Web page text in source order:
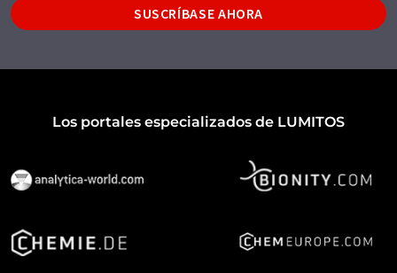
SUSCRÍBASE AHORA
Los portales especializados de LUMITOS